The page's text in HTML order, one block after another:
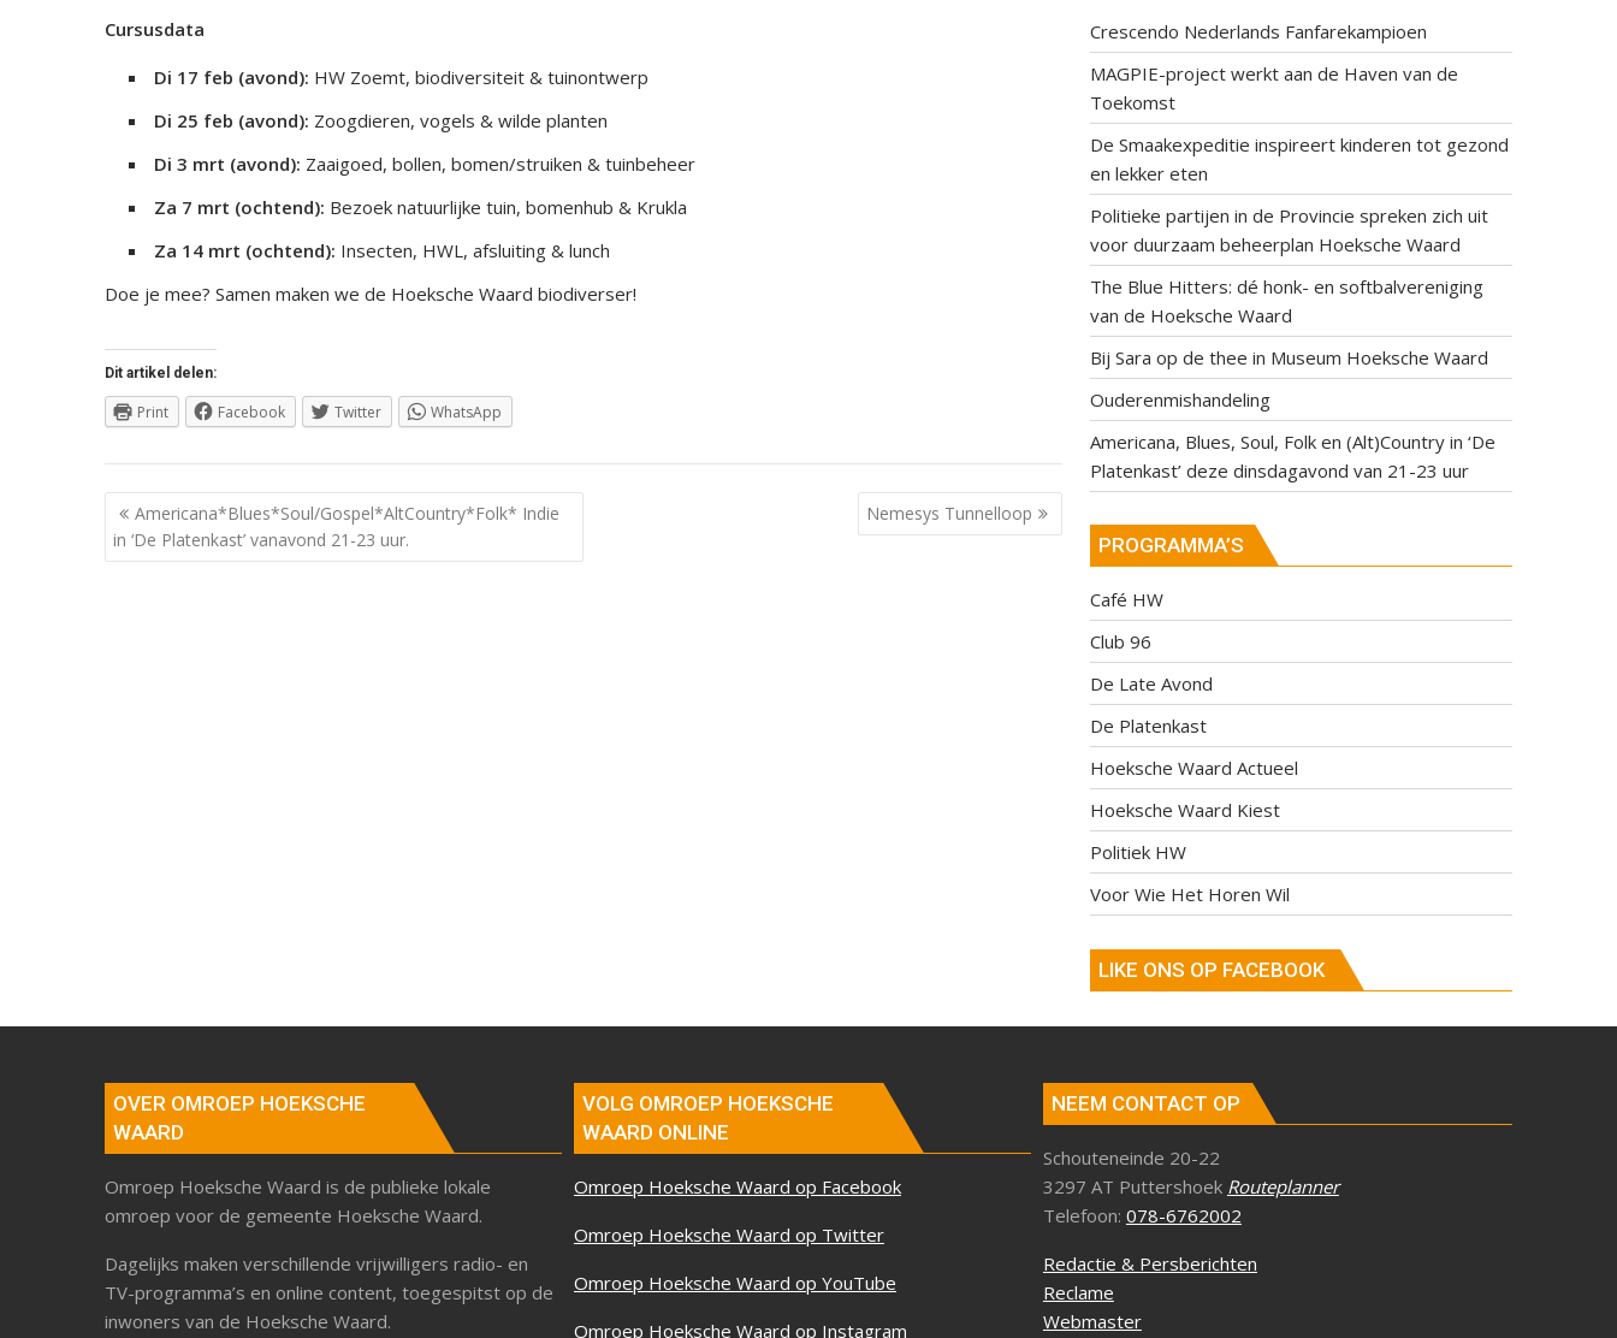
Cursusdata
Di 17 feb (avond): HW Zoemt, biodiversiteit & tuinontwerp
Di 25 feb (avond): Zoogdieren, vogels & wilde planten
Di 3 mrt (avond): Zaaigoed, bollen, bomen/struiken & tuinbeheer
Za 7 mrt (ochtend): Bezoek natuurlijke tuin, bomenhub & Krukla
Za 14 mrt (ochtend): Insecten, HWL, afsluiting & lunch
Doe je mee? Samen maken we de Hoeksche Waard biodiverser!
Dit artikel delen:
Print Facebook Twitter WhatsApp
Berichtnavigatie
Americana*Blues*Soul/Gospel*AltCountry*Folk* Indie
in ‘De Platenkast’ vanavond 21-23 uur.
Nemesys Tunnelloop
Crescendo Nederlands Fanfarekampioen
MAGPIE-project werkt aan de Haven van de
Toekomst
De Smaakexpeditie inspireert kinderen tot gezond
en lekker eten
Politieke partijen in de Provincie spreken zich uit
voor duurzaam beheerplan Hoeksche Waard
The Blue Hitters: dé honk- en softbalvereniging
van de Hoeksche Waard
Bij Sara op de thee in Museum Hoeksche Waard
Ouderenmishandeling
Americana, Blues, Soul, Folk en (Alt)Country in ‘De
Platenkast’ deze dinsdagavond van 21-23 uur
PROGRAMMA’S
Café HW
Club 96
De Late Avond
De Platenkast
Hoeksche Waard Actueel
Hoeksche Waard Kiest
Politiek HW
Voor Wie Het Horen Wil
LIKE ONS OP FACEBOOK
OVER OMROEP HOEKSCHE
WAARD
Omroep Hoeksche Waard is de publieke lokale
omroep voor de gemeente Hoeksche Waard.
Dagelijks maken verschillende vrijwilligers radio- en
TV-programma’s en online content, toegespitst op de
inwoners van de Hoeksche Waard.
VOLG OMROEP HOEKSCHE
WAARD ONLINE
Omroep Hoeksche Waard op Facebook
Omroep Hoeksche Waard op Twitter
Omroep Hoeksche Waard op YouTube
Omroep Hoeksche Waard op Instagram
NEEM CONTACT OP
Schouteneinde 20-22
3297 AT Puttershoek Routeplanner
Telefoon: 078-6762002
Redactie & Persberichten
Reclame
Webmaster